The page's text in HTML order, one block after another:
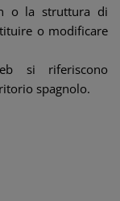
o la struttura di
o modificare
si riferiscono
spagnolo.